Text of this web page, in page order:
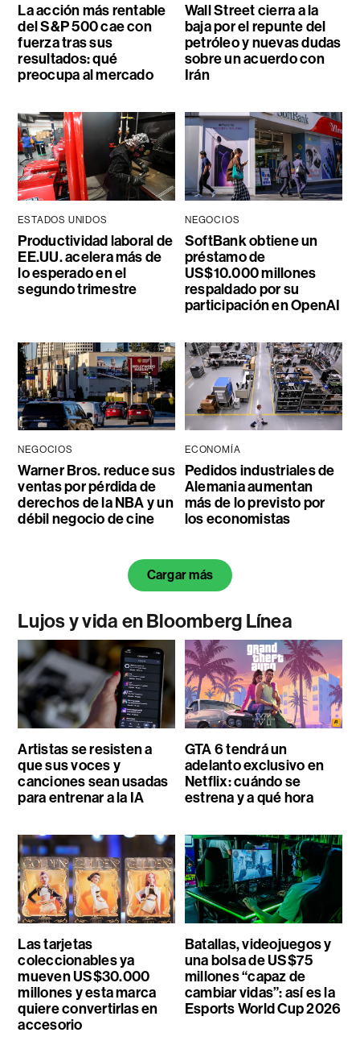
La acción más rentable
del S&P 500 cae con
fuerza tras sus
resultados: qué
preocupa al mercado
Wall Street cierra a la
baja por el repunte del
petróleo y nuevas dudas
sobre un acuerdo con
Irán
ESTADOS UNIDOS
Productividad laboral de
EE.UU. acelera más de
lo esperado en el
segundo trimestre
NEGOCIOS
SoftBank obtiene un
préstamo de
US$10.000 millones
respaldado por su
participación en OpenAI
NEGOCIOS
Warner Bros. reduce sus
ventas por pérdida de
derechos de la NBA y un
débil negocio de cine
ECONOMÍA
Pedidos industriales de
Alemania aumentan
más de lo previsto por
los economistas
Cargar más
Lujos y vida en Bloomberg Línea
Artistas se resisten a
que sus voces y
canciones sean usadas
para entrenar a la IA
GTA 6 tendrá un
adelanto exclusivo en
Netflix: cuándo se
estrena y a qué hora
Las tarjetas
coleccionables ya
mueven US$30.000
millones y esta marca
quiere convertirlas en
accesorio
Batallas, videojuegos y
una bolsa de US$75
millones “capaz de
cambiar vidas”: así es la
Esports World Cup 2026